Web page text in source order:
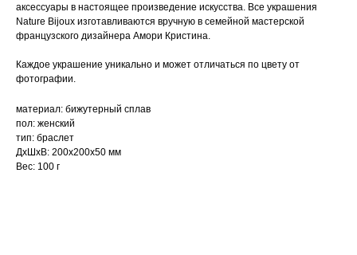
аксессуары в настоящее произведение искусства. Все украшения
Nature Bijoux изготавливаются вручную в семейной мастерской
французского дизайнера Амори Кристина.
Каждое украшение уникально и может отличаться по цвету от
фотографии.
материал: бижутерный сплав
пол: женский
тип: браслет
ДxШxВ: 200x200x50 мм
Вес: 100 г